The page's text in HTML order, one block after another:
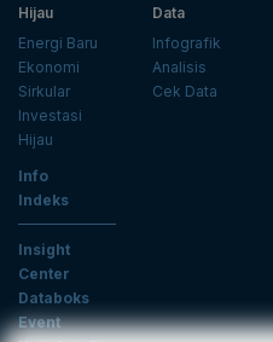
Hijau
Energi Baru
Ekonomi
Sirkular
Investasi
Hijau
Data
Infografik
Analisis
Cek Data
Info
Indeks
Insight
Center
Databoks
Event